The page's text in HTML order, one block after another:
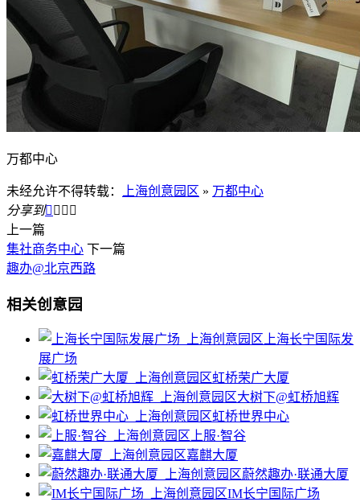
万都中心
未经允许不得转载： 上海创意园区 » 万都中心
分享到   
上一篇
集社商务中心 下一篇
趣办@北京西路
相关创意园
上海长宁国际发
展广场
虹桥荣广大厦
大树下@虹桥旭辉
虹桥世界中心
上服·智谷
嘉麒大厦
蔚然趣办·联通大厦
IM长宁国际广场